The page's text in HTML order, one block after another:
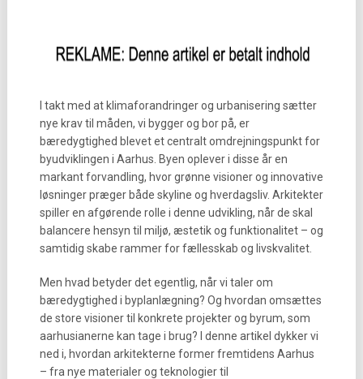
I takt med at klimaforandringer og urbanisering sætter
nye krav til måden, vi bygger og bor på, er
bæredygtighed blevet et centralt omdrejningspunkt for
byudviklingen i Aarhus. Byen oplever i disse år en
markant forvandling, hvor grønne visioner og innovative
løsninger præger både skyline og hverdagsliv. Arkitekter
spiller en afgørende rolle i denne udvikling, når de skal
balancere hensyn til miljø, æstetik og funktionalitet – og
samtidig skabe rammer for fællesskab og livskvalitet.
Men hvad betyder det egentlig, når vi taler om
bæredygtighed i byplanlægning? Og hvordan omsættes
de store visioner til konkrete projekter og byrum, som
aarhusianerne kan tage i brug? I denne artikel dykker vi
ned i, hvordan arkitekterne former fremtidens Aarhus
– fra nye materialer og teknologier til